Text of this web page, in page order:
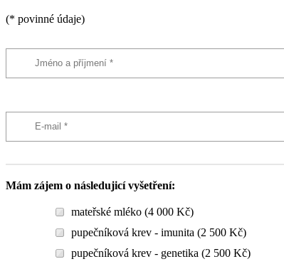
(* povinné údaje)
Mám zájem o následujicí vyšetření:
mateřské mléko (4 000 Kč)
pupečníková krev - imunita (2 500 Kč)
pupečníková krev - genetika (2 500 Kč)